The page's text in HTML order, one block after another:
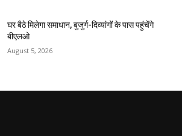
घर बैठे मिलेगा समाधान, बुजुर्ग-दिव्यांगों के पास पहुंचेंगे
बीएलओ
August 5, 2026